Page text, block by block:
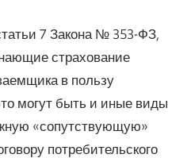
7 Закона № 353-ФЗ,
страхование
в пользу
могут быть и иные виды
«сопутствующую»
потребительского